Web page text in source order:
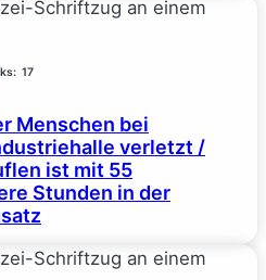
17
Menschen bei
verletzt /
ist mit 55
Stunden in der